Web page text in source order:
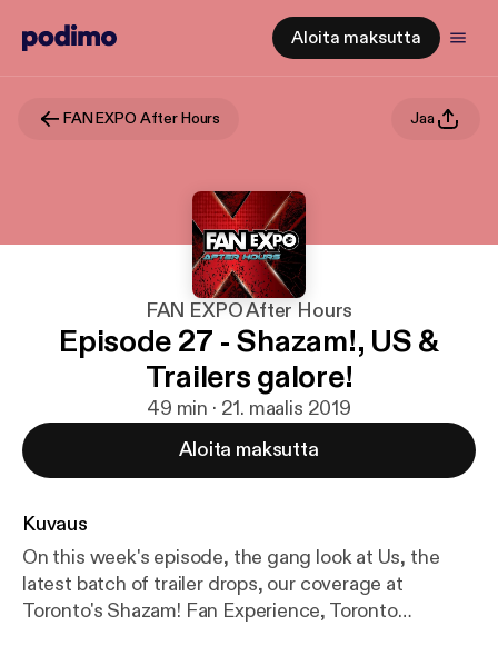
Aloita maksutta
FAN EXPO After Hours Jaa
FAN EXPO After Hours
Episode 27 - Shazam!, US &
Trailers galore!
49 min · 21. maalis 2019
Aloita maksutta
Kuvaus
On this week's episode, the gang look at Us, the
latest batch of trailer drops, our coverage at
Toronto's Shazam! Fan Experience, Toronto